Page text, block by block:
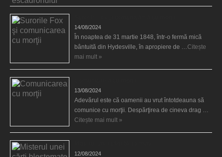
14/08/2024
În noaptea de 31 martie 1848, într-o fermă mică
bântuită din Hydesville, în apropiere de … Citește
mai mult »
13/08/2024
Adevărul este că oamenii au vrut întotdeauna să
comunice cu morţii. Despărţirea de cineva drag …
Citește mai mult »
12/08/2024